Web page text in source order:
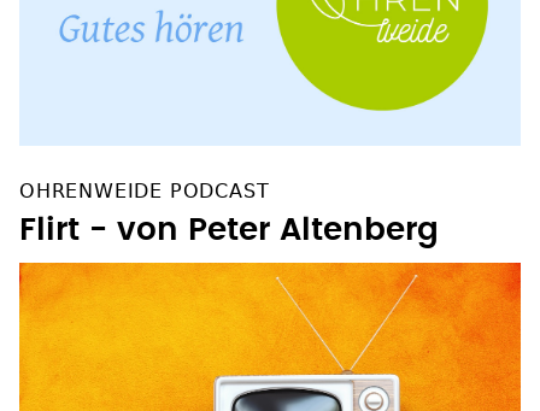
OHRENWEIDE PODCAST
Flirt - von Peter Altenberg